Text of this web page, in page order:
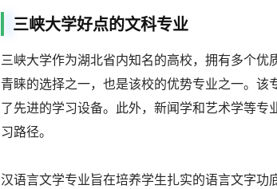
三峡大学好点的文科专业
三峡大学作为湖北省内知名的高校，拥有多个
青睐的选择之一，也是该校的优势专业之一。
了先进的学习设备。此外，新闻学和艺术学等
习路径。
汉语言文学专业旨在培养学生扎实的语言文字